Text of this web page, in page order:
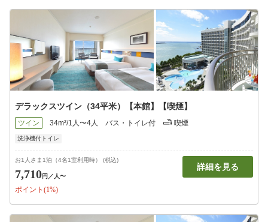
デラックスツイン（34平米）【本館】【喫煙】
ツイン 34m²/1人〜4人 バス・トイレ付 喫煙
洗浄機付トイレ
お1人さま1泊（4名1室利用時） (税込)
7,710円 ／人〜
ポイント(1%)
詳細を見る